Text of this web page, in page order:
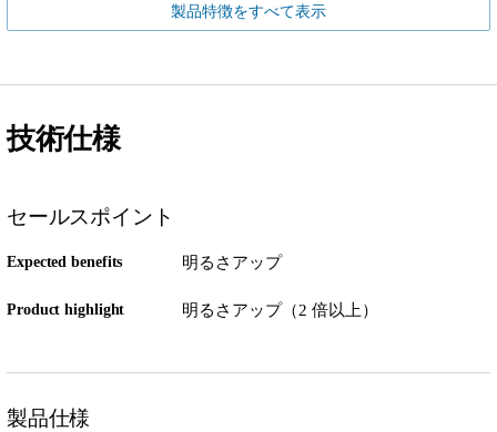
製品特徴をすべて表示
技術仕様
セールスポイント
Expected benefits 明るさアップ
Product highlight 明るさアップ（2 倍以上）
製品仕様